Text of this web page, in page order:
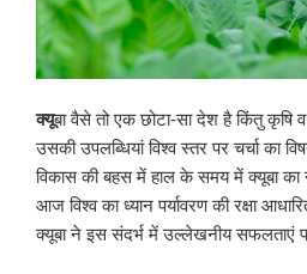
क्यूबा वैसे तो एक छोटा-सा देश है किंतु कृषि
उसकी उपलब्धियां विश्व स्तर पर चर्चा का
विकास की बहस में हाल के समय में क्यूबा का
आज विश्व का ध्यान पर्यावरण की रक्षा
क्यूबा ने इस संदर्भ में उल्लेखनीय सफलताएं